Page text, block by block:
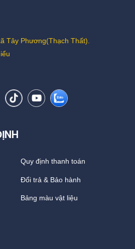
Tây Phương(Thạch Thất).
Quy định thanh toán
Đổi trả & Bảo hành
Bảng màu vật liệu